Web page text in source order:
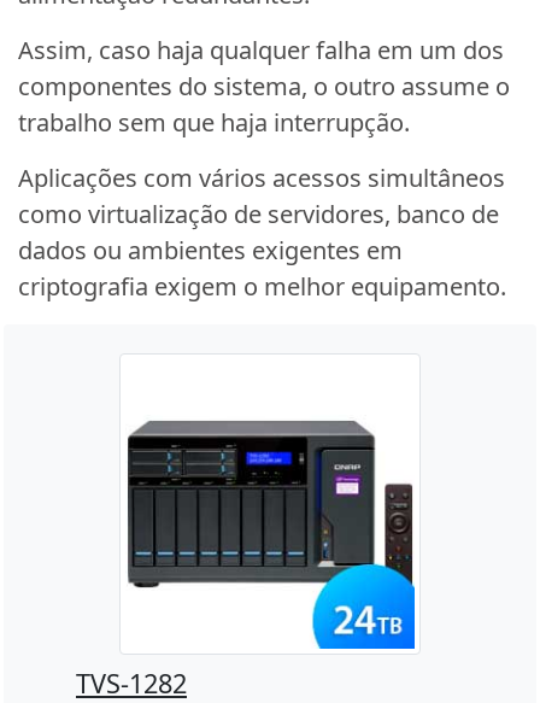
Assim, caso haja qualquer falha em um dos
componentes do sistema, o outro assume o
trabalho sem que haja interrupção.
Aplicações com vários acessos simultâneos
como virtualização de servidores, banco de
dados ou ambientes exigentes em
criptografia exigem o melhor equipamento.
TVS-1282